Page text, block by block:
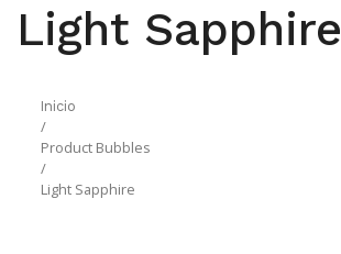
Light Sapphire
Inicio
/
Product Bubbles
/
Light Sapphire